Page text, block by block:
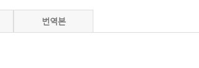
번역본